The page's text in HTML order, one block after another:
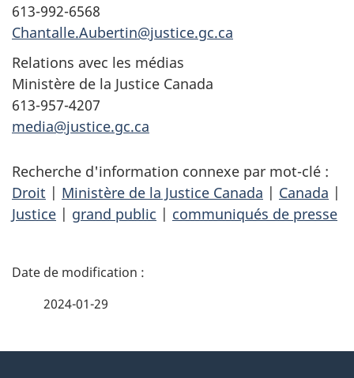
613-992-6568
Chantalle.Aubertin@justice.gc.ca
Relations avec les médias
Ministère de la Justice Canada
613-957-4207
media@justice.gc.ca
Recherche d'information connexe par mot-clé :
Droit | Ministère de la Justice Canada | Canada |
Justice | grand public | communiqués de presse
D
2024-01-29